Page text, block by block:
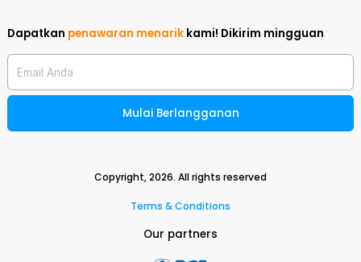
Dapatkan penawaran menarik kami! Dikirim mingguan
Email Anda
Mulai Berlangganan
Copyright,2026. All rights reserved
Terms & Conditions
Our partners